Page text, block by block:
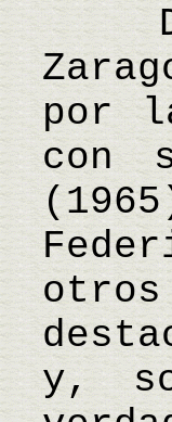
por
con
y,